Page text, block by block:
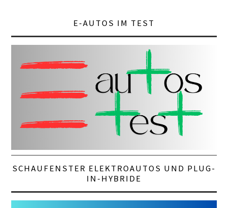
E-AUTOS IM TEST
SCHAUFENSTER ELEKTROAUTOS UND PLUG-
IN-HYBRIDE